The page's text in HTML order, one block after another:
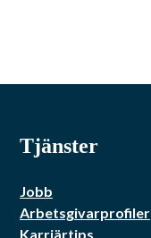
Tjänster
Jobb
Arbetsgivarprofiler
Karriärtips